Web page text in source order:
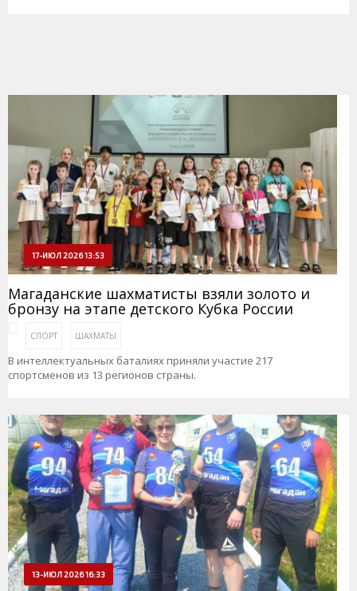
17-ИЮЛ 2026 13:53
Магаданские шахматисты взяли золото и
бронзу на этапе детского Кубка России
СПОРТ ШАХМАТЫ
В интеллектуальных баталиях приняли участие 217
спортсменов из 13 регионов страны.
13-ИЮЛ 2026 16:33